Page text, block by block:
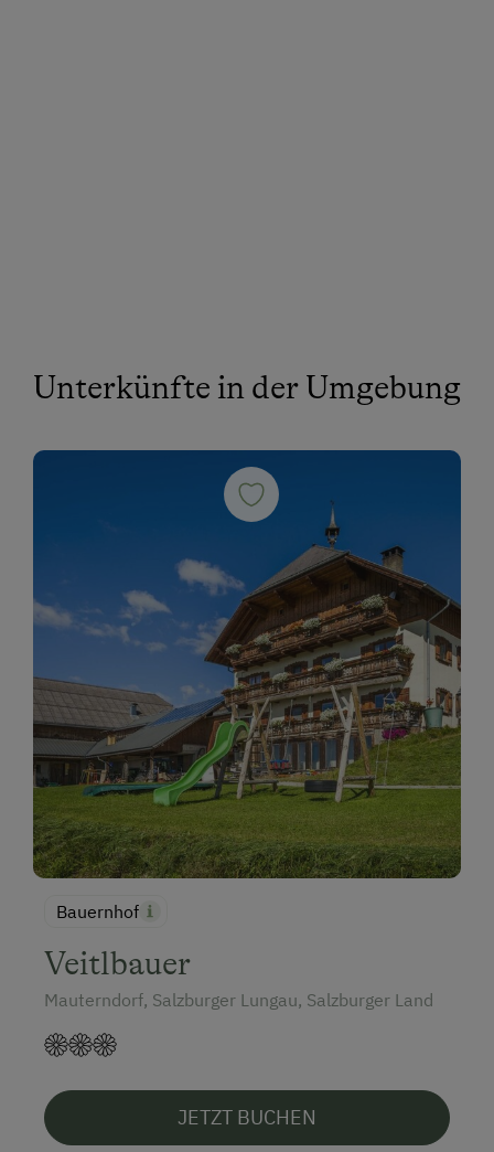
Unterkünfte in der Umgebung
Bauernhof
Veitlbauer
Mauterndorf, Salzburger Lungau, Salzburger Land
JETZT BUCHEN